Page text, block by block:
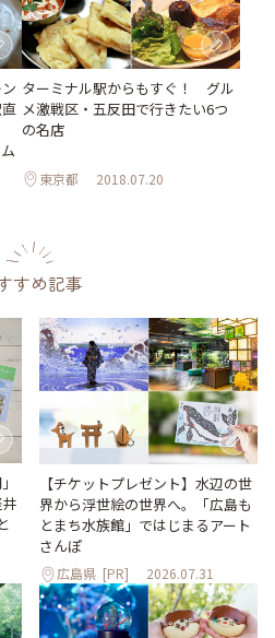
ターミナル駅からもすぐ！ グル
メ激戦区・五反田で行きたい6つ
の名店
東京都 2018.07.20
すめ記事
【チケットプレゼント】水辺の世
界から浮世絵の世界へ。「広島も
とまち水族館」ではじまるアート
さんぽ
広島県 [PR] 2026.07.31